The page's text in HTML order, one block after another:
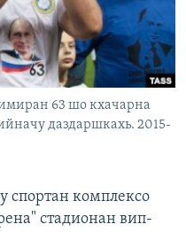
63 шо кхачарна
даздаршкахь. 2015-
спортан комплексо
стадионан вип-